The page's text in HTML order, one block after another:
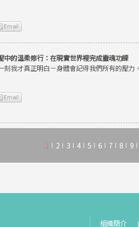
中的溫柔修行：在現實世界裡完成靈魂功課
刻我才真正明白－身體會記得我們所有的壓力
1 2 3 4 5 6 7 8 9
組織簡介